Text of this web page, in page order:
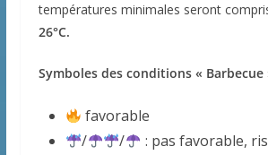
températures minimales seront
26°C.
Symboles des conditions « Barbecue
favorable
/
/
: pas favorable,